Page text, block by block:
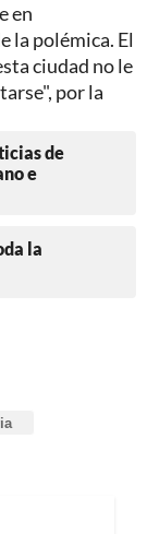
en
la polémica. El
ciudad no le
por la
de
e
la